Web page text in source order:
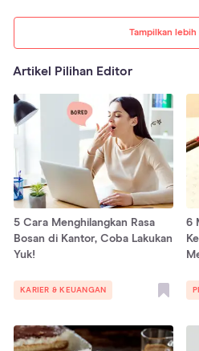
Tampilkan lebih
Artikel Pilihan Editor
5 Cara Menghilangkan Rasa
Bosan di Kantor, Coba Lakukan
Yuk!
KARIER & KEUANGAN
6